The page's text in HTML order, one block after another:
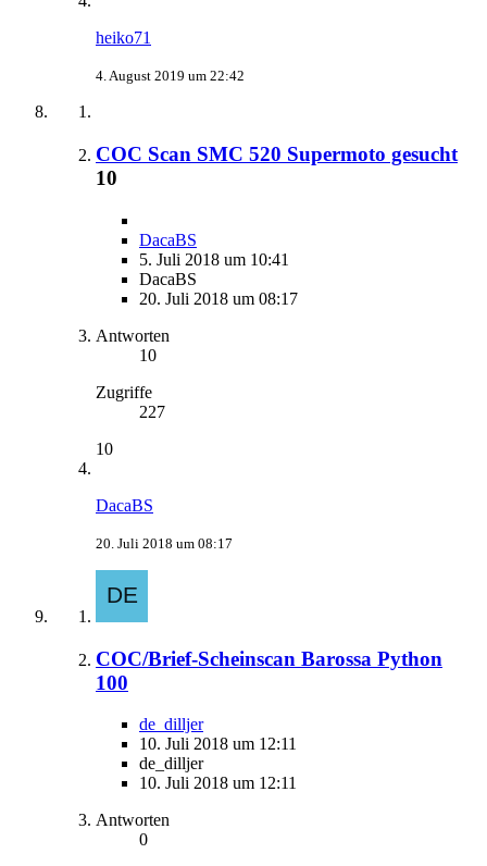
heiko71
4. August 2019 um 22:42
COC Scan SMC 520 Supermoto gesucht
10
DacaBS
5. Juli 2018 um 10:41
DacaBS
20. Juli 2018 um 08:17
Antworten
10
Zugriffe
227
10
DacaBS
20. Juli 2018 um 08:17
COC/Brief-Scheinscan Barossa Python
100
de_dilljer
10. Juli 2018 um 12:11
de_dilljer
10. Juli 2018 um 12:11
Antworten
0